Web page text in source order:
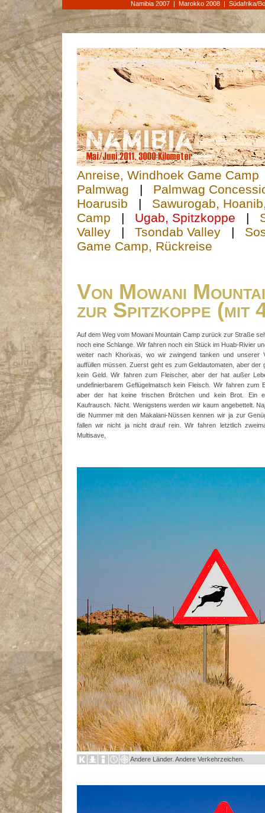
Namibia 2007| Marokko 2008| Südafrika/
Anreise, Windhoek Game Camp
Palmwag | Palmwag
Hoarusib | Sawurogab,
Camp | Ugab, Spitzkoppe |
Valley | Tsondab Valley |
Game Camp, Rückreise
Von Mowani
zur Spitzkoppe (mit
Auf dem Weg vom Mowani Mountain Camp zurück zur Straße
noch eine Schlange. Wir fahren noch ein Stück im Huab-Rivier
weiter nach Khorixas, wo wir zwingend tanken und unserer
auffüllen müssen. Zuerst geht es zum Geldautomaten, aber der
kein Geld. Wir fahren zum Fleischer, aber der hat außer
undefinierbarem Geflügelmatsch kein Fleisch. Wir fahren zum
aber der hat keine frischen Brötchen und kein Brot. Ein
Kaufrausch. Nicht. Wenigstens werden wir kaum angebettelt.
die Nummer mit den Makalani-Nüssen kennen wir ja zur
fallen wir nicht ja nicht drauf rein. Wir fahren letztlich
Multisave,
Andere Länder. Andere Verkehrzeichen.